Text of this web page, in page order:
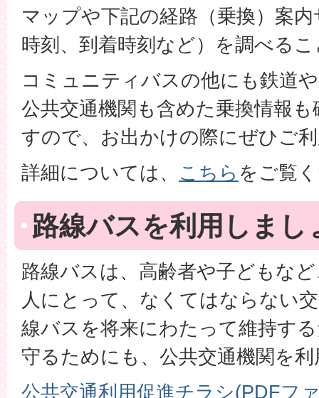
マップや下記の経路（乗換）案
時刻、到着時刻など）を調べる
コミュニティバスの他にも鉄道
公共交通機関も含めた乗換情報
すので、お出かけの際にぜひご
詳細については、 こちら をご覧
路線バスを利用しまし
路線バスは、高齢者や子どもな
人にとって、なくてはならない
線バスを将来にわたって維持す
守るためにも、公共交通機関を
公共交通利用促進チラシ(PDFフ